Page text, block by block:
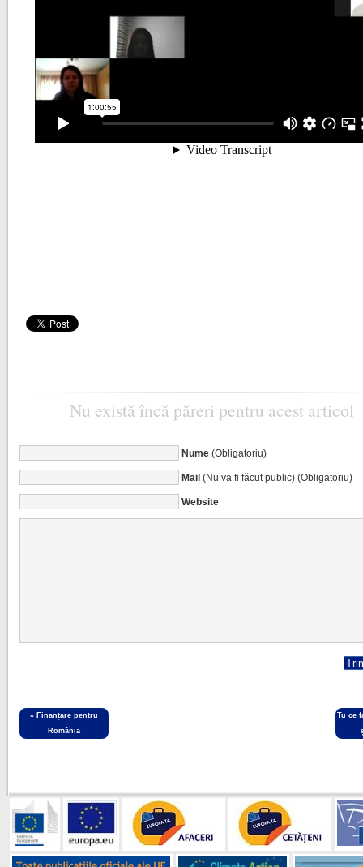
Nu există încă păreri pentru acest articol
Nume(Obligatoriu)
Mail(Nu va fi făcut public) (Obligatoriu)
Website
« Finanțare pentru
România
Tu ce